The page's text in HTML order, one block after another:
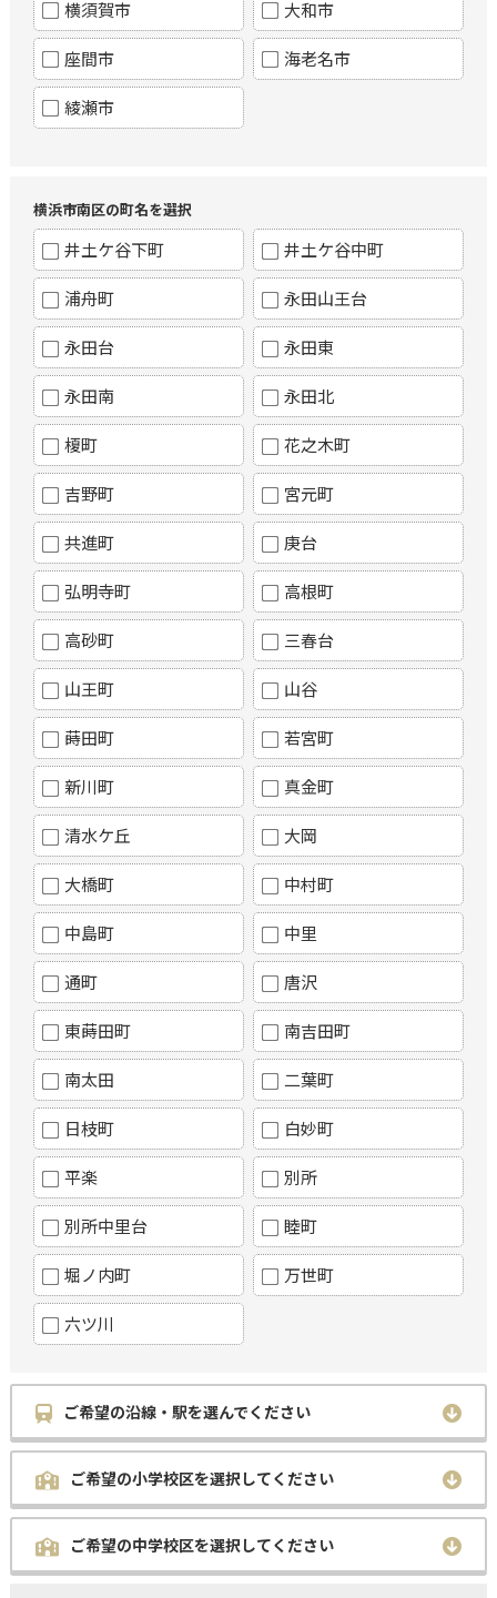
横須賀市 大和市
座間市 海老名市
綾瀬市
横浜市南区の町名を選択
井土ケ谷下町 井土ケ谷中町
浦舟町 永田山王台
永田台 永田東
永田南 永田北
榎町 花之木町
吉野町 宮元町
共進町 庚台
弘明寺町 高根町
高砂町 三春台
山王町 山谷
蒔田町 若宮町
新川町 真金町
清水ケ丘 大岡
大橋町 中村町
中島町 中里
通町 唐沢
東蒔田町 南吉田町
南太田 二葉町
日枝町 白妙町
平楽 別所
別所中里台 睦町
堀ノ内町 万世町
六ツ川
ご希望の沿線・駅を選んでください
ご希望の小学校区を選択してください
ご希望の中学校区を選択してください